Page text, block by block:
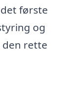
første
og
rette